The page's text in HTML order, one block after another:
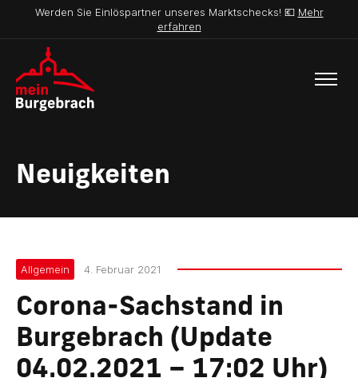
Werden Sie Einlöspartner unseres Marktschecks! 💶 Mehr
erfahren
Neuigkeiten
Allgemein 4. Februar 2021
Corona-Sachstand in
Burgebrach (Update
04.02.2021 – 17:02 Uhr)